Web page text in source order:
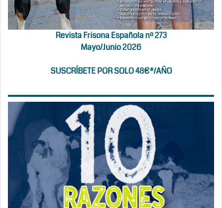
Revista Frisona Española nº 273
Mayo/Junio 2026
SUSCRÍBETE POR SOLO 48€*/AÑO